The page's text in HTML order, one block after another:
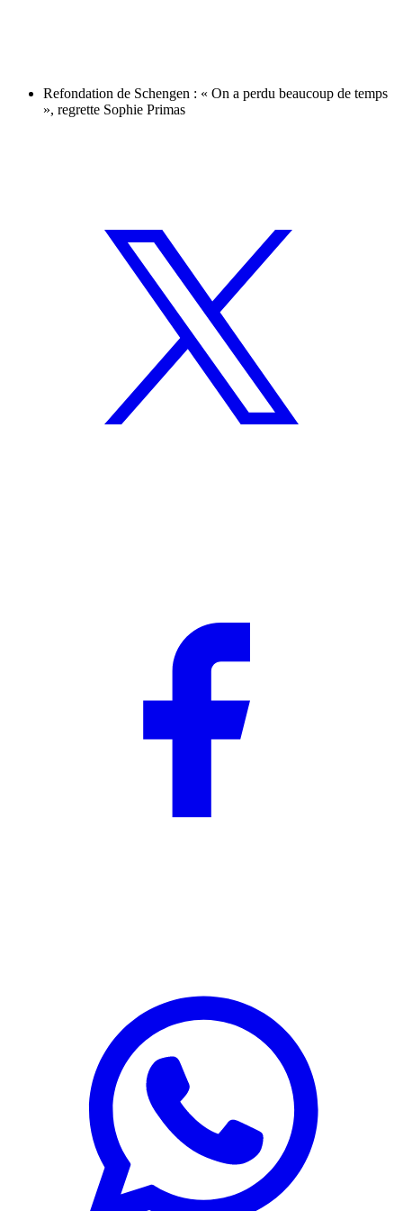
Refondation de Schengen : « On a perdu beaucoup de temps
», regrette Sophie Primas